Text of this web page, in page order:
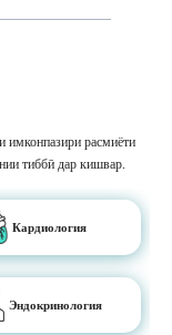
имконпазири расмиёти
тиббӣ дар кишвар.
Кардиология
Эндокринология